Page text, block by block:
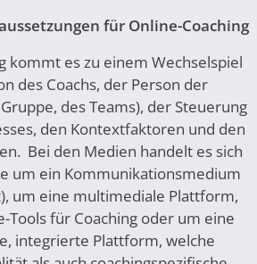
für Online-Coaching
kommt es zu einem Wechselspiel
des Coachs, der Person der
des Teams), der Steuerung
den Kontextfaktoren und den
Bei den Medien handelt es sich
um ein Kommunikationsmedium
um eine multimediale Plattform,
Tools für Coaching oder um eine
integrierte Plattform, welche